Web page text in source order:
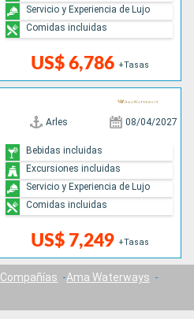
US$ 6,786 +Tasas
Servicio y Experiencia de Lujo
Comidas incluidas
Arles 08/04/2027
US$ 7,249 +Tasas
Bebidas incluidas
Excursiones incluidas
Servicio y Experiencia de Lujo
Comidas incluidas
Compañías
Ama Waterways